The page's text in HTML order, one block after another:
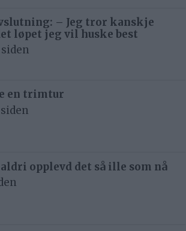
– Jeg tror kanskje
løpet jeg vil huske best
en trimtur
aldri opplevd det så ille som nå